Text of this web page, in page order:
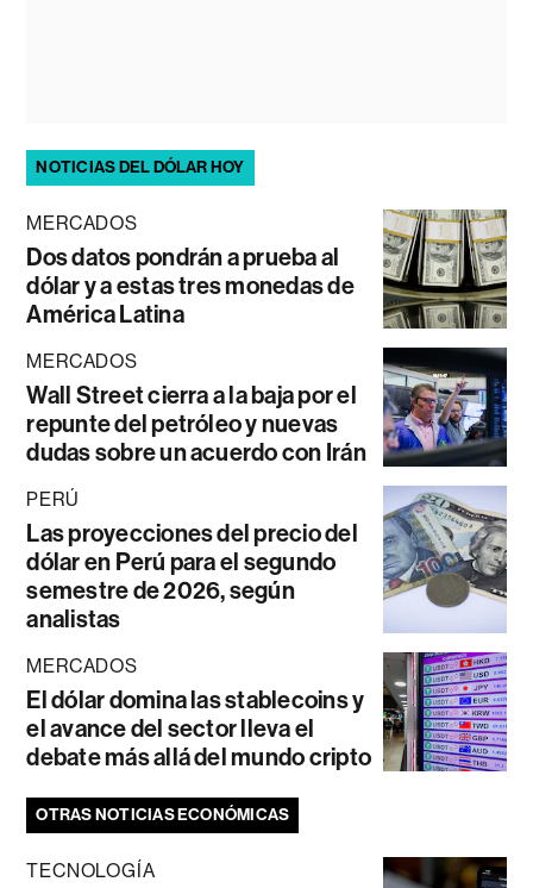
NOTICIAS DEL DÓLAR HOY
MERCADOS
Dos datos pondrán a prueba al
dólar y a estas tres monedas de
América Latina
MERCADOS
Wall Street cierra a la baja por el
repunte del petróleo y nuevas
dudas sobre un acuerdo con Irán
PERÚ
Las proyecciones del precio del
dólar en Perú para el segundo
semestre de 2026, según
analistas
MERCADOS
El dólar domina las stablecoins y
el avance del sector lleva el
debate más allá del mundo cripto
OTRAS NOTICIAS ECONÓMICAS
TECNOLOGÍA